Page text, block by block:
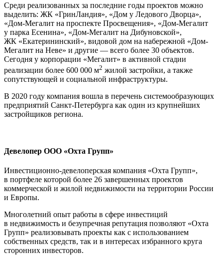
Среди реализованных за последние годы проектов можно
выделить: ЖК «ГринЛандия», «Дом у Ледового Дворца»,
«Дом-Мегалит на проспекте Просвещения», «Дом-Мегалит
у парка Есенина», «Дом-Мегалит на Дибуновской»,
ЖК «Екатерининский», видовой дом на набережной «Дом-
Мегалит на Неве» и другие — всего более 30 объектов.
Сегодня у корпорации «Мегалит» в активной стадии
реализации более 600 000 м2 жилой застройки, а также
сопутствующей и социальной инфраструктуры.
В 2020 году компания вошла в перечень системообразующих
предприятий Санкт-Петербурга как один из крупнейших
застройщиков региона.
Девелопер ООО «Охта Групп»
Инвестиционно-девелоперская компания «Охта Групп»,
в портфеле которой более 26 завершенных проектов
коммерческой и жилой недвижимости на территории России
и Европы.
Многолетний опыт работы в сфере инвестиций
в недвижимость и безупречная репутация позволяют «Охта
Групп» реализовывать проекты как с использованием
собственных средств, так и в интересах избранного круга
сторонних инвесторов.